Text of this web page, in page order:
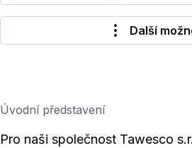
Další
Úvodní představení
Pro naši společnost Tawesco